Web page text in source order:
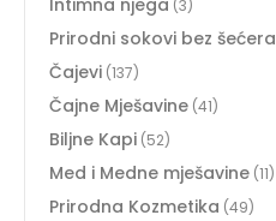
Intimna njega (3)
Prirodni sokovi bez šećera
Čajevi (137)
Čajne Mješavine (41)
Biljne Kapi (52)
Med i Medne mješavine (11)
Prirodna Kozmetika (49)